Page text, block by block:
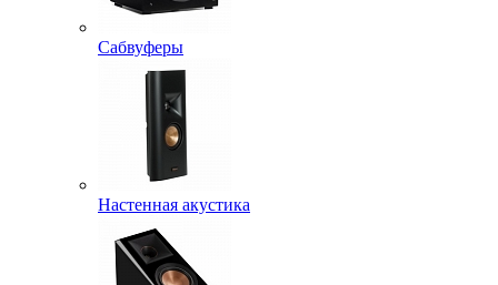
Сабвуферы
Настенная акустика